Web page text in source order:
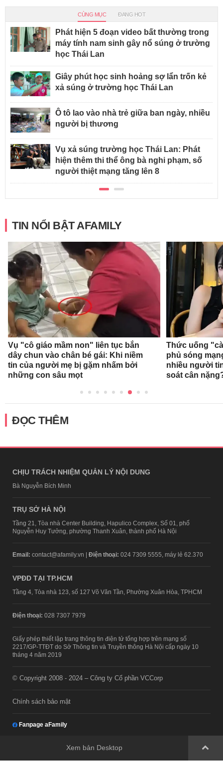
CÙNG MỤC ĐANG HOT
Phát hiện 5 đoạn video bất thường trong
máy tính nam sinh gây nổ súng ở trường
học Thái Lan
Giây phút học sinh hoảng sợ lẩn trốn kẻ
xả súng ở trường học Thái Lan
Ô tô lao vào nhà trẻ giữa ban ngày, nhiều
người bị thương
Vụ xả súng trường học Thái Lan: Phát
hiện thêm thi thể ông bà nghi phạm, số
người thiệt mạng tăng lên 8
TIN NỔI BẬT AFAMILY
Vụ "cô giáo mầm non" liên tục bắn
dây chun vào chân bé gái: Khi niềm
tin của người mẹ bị gặm nhấm bởi
những con sâu mọt
Thức uống
phủ sóng
nhiều người
soát cân
ĐỌC THÊM
CHỊU TRÁCH NHIỆM QUẢN LÝ NỘI DUNG
Bà Nguyễn Bích Minh
TRỤ SỞ HÀ NỘI
Tầng 21, Tòa nhà Center Building, Hapulico Complex, Số 01, phố
Nguyễn Huy Tưởng, phường Thanh Xuân, thành phố Hà Nội
Email: contact@afamily.vn | Điện thoại: 024 7309 5555, máy lẻ 62.370
VPĐD TẠI TP.HCM
Tầng 4, Tòa nhà 123, số 127 Võ Văn Tần, Phường Xuân Hòa, TPHCM
Điện thoại: 028 7307 7979
Giấy phép thiết lập trang thông tin điện tử tổng hợp trên mạng số
2217/GP-TTĐT do Sở Thông tin và Truyền thông Hà Nội cấp ngày 10
tháng 4 năm 2019
© Copyright 2008 - 2024 – Công ty Cổ phần VCCorp
Chính sách bảo mật
Fanpage aFamily
Xem bản Desktop